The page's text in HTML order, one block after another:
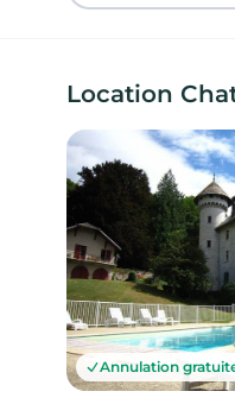
Location
Annulation